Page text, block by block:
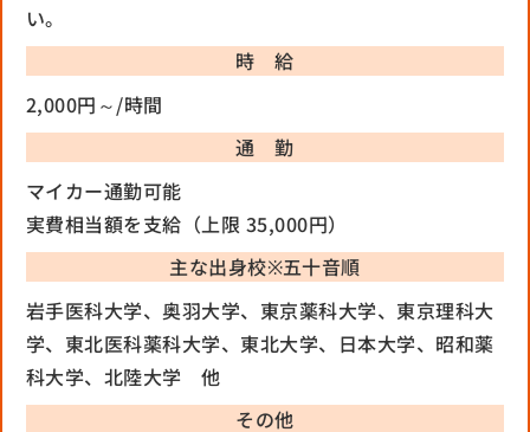
い。
時 給
2,000円～/時間
通 勤
マイカー通勤可能
実費相当額を支給（上限 35,000円）
主な出身校※五十音順
岩手医科大学、奥羽大学、東京薬科大学、東京理科大
学、東北医科薬科大学、東北大学、日本大学、昭和薬
科大学、北陸大学 他
その他